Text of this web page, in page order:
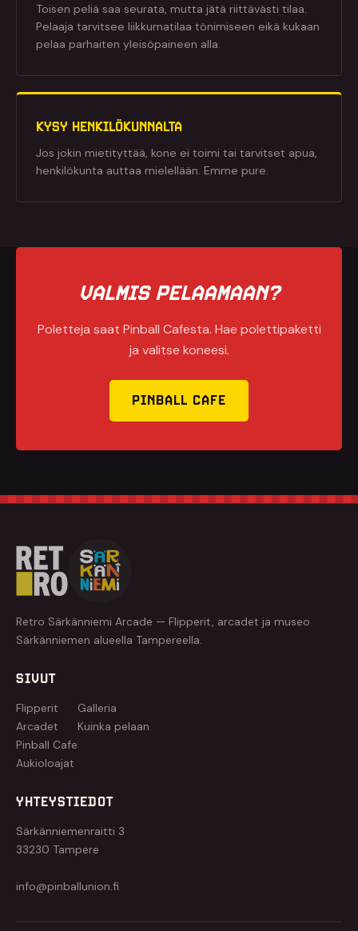
Toisen peliä saa seurata, mutta jätä riittävästi tilaa.
Pelaaja tarvitsee liikkumatilaa tönimiseen eikä kukaan
pelaa parhaiten yleisöpaineen alla.
KYSY HENKILÖKUNNALTA
Jos jokin mietityttää, kone ei toimi tai tarvitset apua,
henkilökunta auttaa mielellään. Emme pure.
VALMIS PELAAMAAN?
Poletteja saat Pinball Cafesta. Hae polettipaketti
ja valitse koneesi.
PINBALL CAFE
Retro Särkänniemi Arcade — Flipperit, arcadet ja museo
Särkänniemen alueella Tampereella.
SIVUT
Flipperit
Arcadet
Pinball Cafe
Aukioloajat
Galleria
Kuinka pelaan
YHTEYSTIEDOT
Särkänniemenraitti 3
33230 Tampere
info@pinballunion.fi